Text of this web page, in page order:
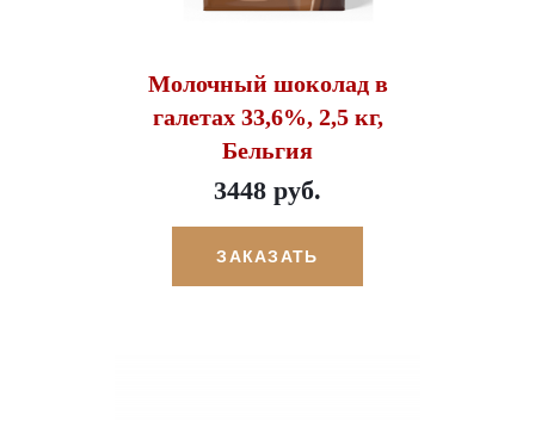
Молочный шоколад в
галетах 33,6%, 2,5 кг,
Бельгия
3448 руб.
ЗАКАЗАТЬ